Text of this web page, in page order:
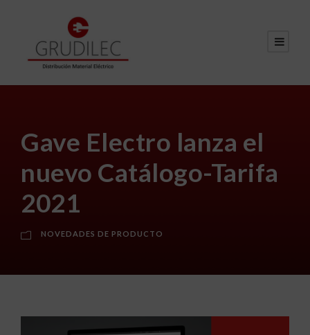
Gave Electro lanza el
nuevo Catálogo-Tarifa
2021
NOVEDADES DE PRODUCTO